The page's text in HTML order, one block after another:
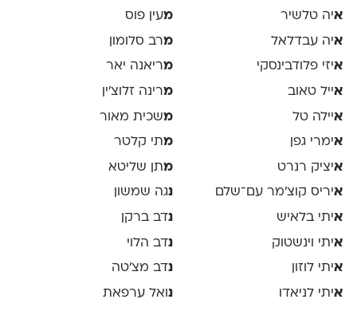
איה טלשיר
איה עבדלאל
איזי פלודבינסקי
אייל טאוב
איילה טל
אימרי גפן
איציק רנרט
איריס קוצ׳מר עם־שלם
איתי בלאיש
איתי וינשטוק
איתי לוזון
איתי לניאדו
מעין פוס
מרב סלומון
מריאנה יאר
מרינה זלוצ׳ין
משכית מאור
מתי קלטר
מתן שליטא
נגה שמשון
נדב ברקן
נדב הלוי
נדב מצ׳טה
נ ואל ערפאת